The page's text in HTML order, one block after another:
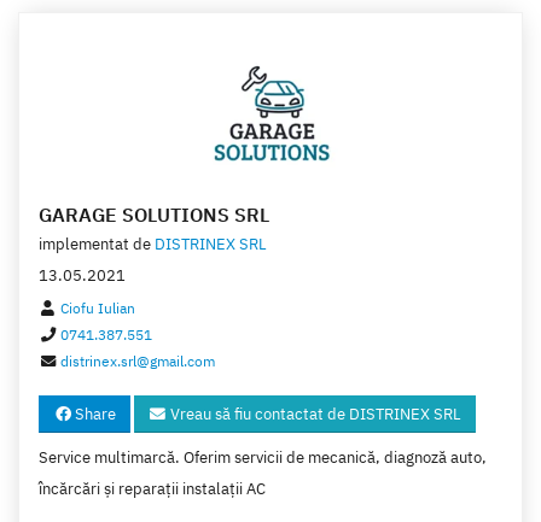
GARAGE SOLUTIONS SRL
implementat de DISTRINEX SRL
13.05.2021
Ciofu Iulian
0741.387.551
distrinex.srl@gmail.com
Share Vreau să fiu contactat de DISTRINEX SRL
Service multimarcă. Oferim servicii de mecanică, diagnoză auto,
încărcări și reparații instalații AC